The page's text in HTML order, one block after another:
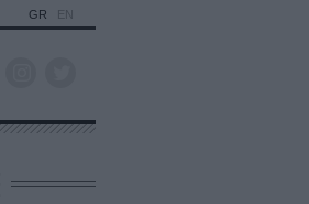
GR EN